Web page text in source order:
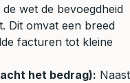
wet de bevoegdheid
Dit omvat een breed
facturen tot kleine
het bedrag): Naast